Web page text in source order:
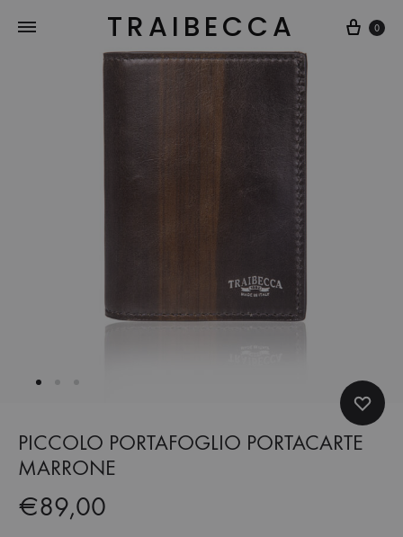
TRAIBECCA 0
PICCOLO PORTAFOGLIO PORTACARTE
MARRONE
€89,00